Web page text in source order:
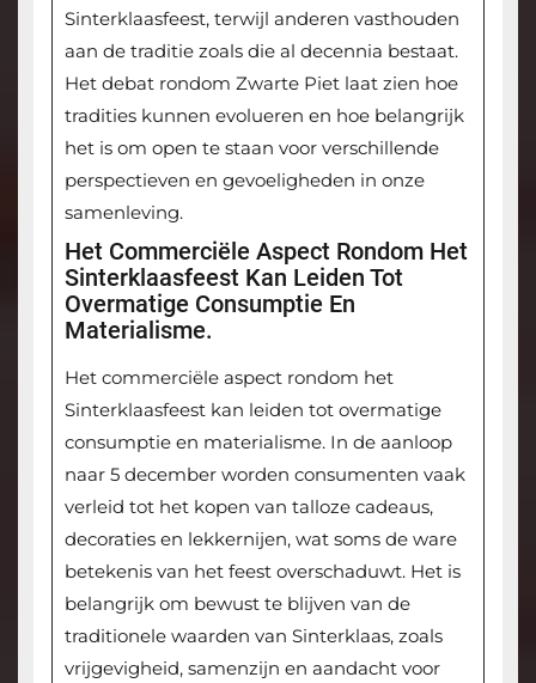
Sinterklaasfeest, terwijl anderen vasthouden
aan de traditie zoals die al decennia bestaat.
Het debat rondom Zwarte Piet laat zien hoe
tradities kunnen evolueren en hoe belangrijk
het is om open te staan voor verschillende
perspectieven en gevoeligheden in onze
samenleving.
Het Commerciële Aspect Rondom Het
Sinterklaasfeest Kan Leiden Tot
Overmatige Consumptie En
Materialisme.
Het commerciële aspect rondom het
Sinterklaasfeest kan leiden tot overmatige
consumptie en materialisme. In de aanloop
naar 5 december worden consumenten vaak
verleid tot het kopen van talloze cadeaus,
decoraties en lekkernijen, wat soms de ware
betekenis van het feest overschaduwt. Het is
belangrijk om bewust te blijven van de
traditionele waarden van Sinterklaas, zoals
vrijgevigheid, samenzijn en aandacht voor